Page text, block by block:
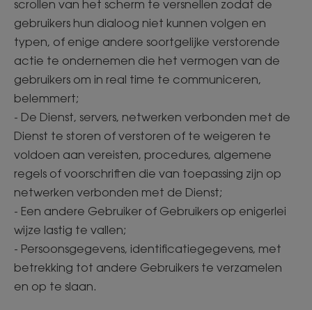
scrollen van het scherm te versnellen zodat de
gebruikers hun dialoog niet kunnen volgen en
typen, of enige andere soortgelijke verstorende
actie te ondernemen die het vermogen van de
gebruikers om in real time te communiceren,
belemmert;
- De Dienst, servers, netwerken verbonden met de
Dienst te storen of verstoren of te weigeren te
voldoen aan vereisten, procedures, algemene
regels of voorschriften die van toepassing zijn op
netwerken verbonden met de Dienst;
- Een andere Gebruiker of Gebruikers op enigerlei
wijze lastig te vallen;
- Persoonsgegevens, identificatiegegevens, met
betrekking tot andere Gebruikers te verzamelen
en op te slaan.